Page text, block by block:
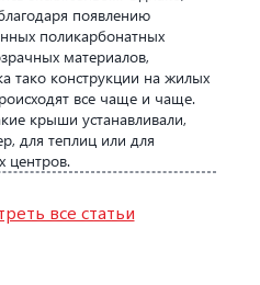
появлению
поликарбонатных
материалов,
тако конструкции на жилых
все чаще и чаще.
крыши устанавливали,
для теплиц или для
центров.
все статьи